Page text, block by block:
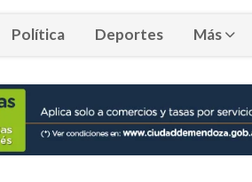
Política Deportes Más